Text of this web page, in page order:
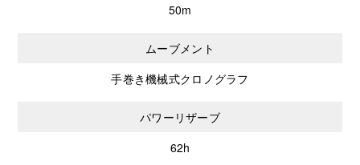
50m
ムーブメント
手巻き機械式クロノグラフ
パワーリザーブ
62h